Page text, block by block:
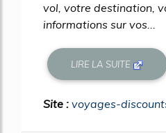
vol, votre destination,
informations sur vos...
LIRE LA SUITE
Site : voyages-